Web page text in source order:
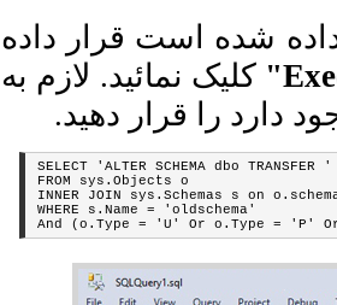
شده است قرار داده
کلیک نمائید. لازم به
دارد را قرار دهید.
SELECT 'ALTER SCHEMA dbo
FROM sys.Objects o
INNER JOIN sys.Schemas s on
WHERE s.Name = 'oldschema'